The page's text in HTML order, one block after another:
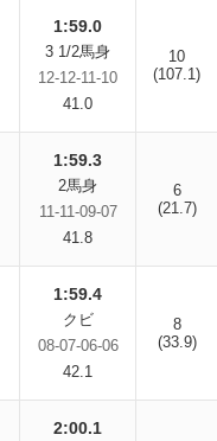
1:59.0
3 1/2馬身
12-12-11-10
41.0
10
(107.1)
1:59.3
2馬身
11-11-09-07
41.8
6
(21.7)
1:59.4
クビ
08-07-06-06
42.1
8
(33.9)
2:00.1